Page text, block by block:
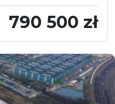
790 500 zł